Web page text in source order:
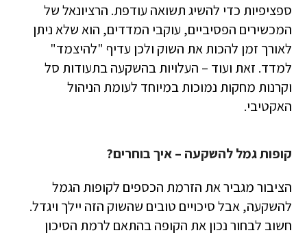
ספציפיות כדי להשיג תשואה עודפת. הרציונאל של
המכשירים הפסיביים, עוקבי המדדים, הוא שלא ניתן
לאורך זמן להכות את השוק ולכן עדיף "להיצמד"
למדד. זאת ועוד – העלויות בהשקעה בתעודות סל
וקרנות מחקות נמוכות במיוחד לעומת הניהול
האקטיבי.
קופות גמל להשקעה – איך בוחרים?
הציבור מגביר את הזרמת הכספים לקופות הגמל
להשקעה, אבל סיכויים טובים שהשוק הזה יילך ויגדל.
חשוב לבחור נכון את הקופה בהתאם לרמת הסיכון